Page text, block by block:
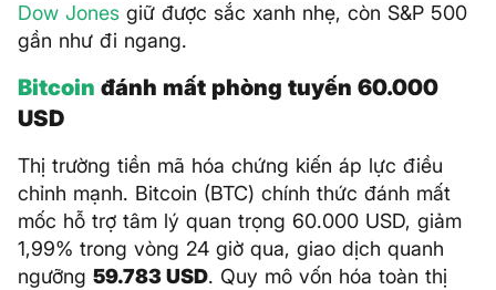
Dow Jones giữ được sắc xanh nhẹ, còn S&P 500
gần như đi ngang.
Bitcoin đánh mất phòng tuyến 60.000
USD
Thị trường tiền mã hóa chứng kiến áp lực điều
chỉnh mạnh. Bitcoin (BTC) chính thức đánh mất
mốc hỗ trợ tâm lý quan trọng 60.000 USD, giảm
1,99% trong vòng 24 giờ qua, giao dịch quanh
ngưỡng 59.783 USD. Quy mô vốn hóa toàn thị